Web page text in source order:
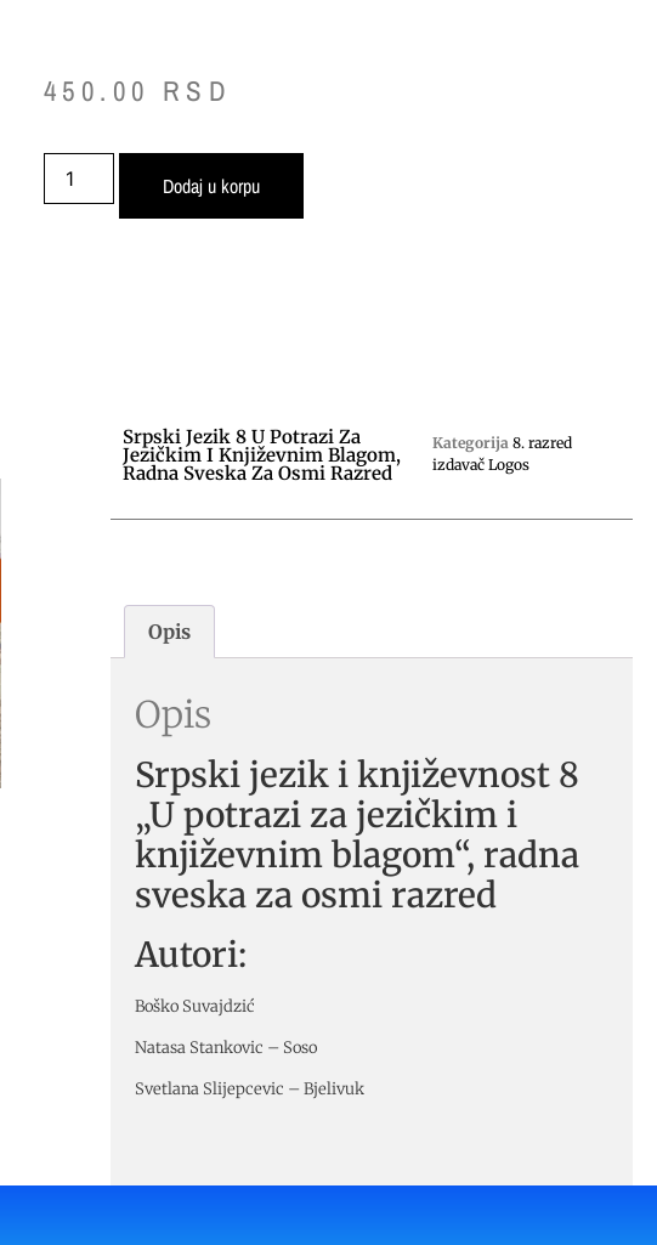
450.00 RSD
Dodaj u korpu
Srpski Jezik 8 U Potrazi Za
Jezičkim I Književnim Blagom,
Radna Sveska Za Osmi Razred
Kategorija 8. razred
izdavač Logos
Opis
Opis
Srpski jezik i književnost 8
„U potrazi za jezičkim i
književnim blagom“, radna
sveska za osmi razred
Autori:
Boško Suvajdzić
Natasa Stankovic – Soso
Svetlana Slijepcevic – Bjelivuk